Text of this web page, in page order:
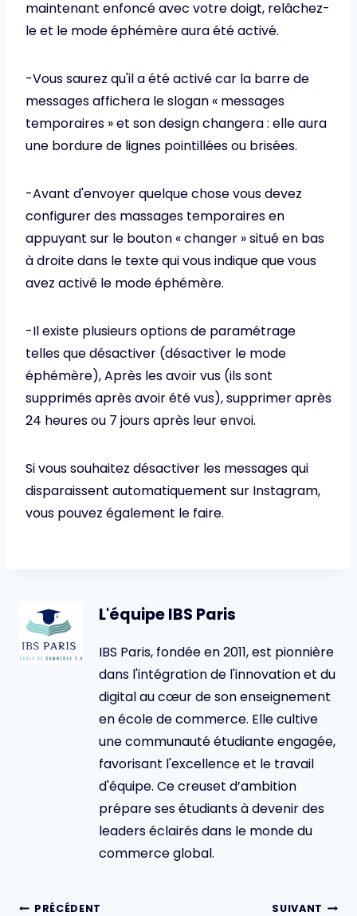
maintenant enfoncé avec votre doigt, relâchez-
le et le mode éphémère aura été activé.
-Vous saurez qu'il a été activé car la barre de
messages affichera le slogan « messages
temporaires » et son design changera : elle aura
une bordure de lignes pointillées ou brisées.
-Avant d'envoyer quelque chose vous devez
configurer des massages temporaires en
appuyant sur le bouton « changer » situé en bas
à droite dans le texte qui vous indique que vous
avez activé le mode éphémère.
-Il existe plusieurs options de paramétrage
telles que désactiver (désactiver le mode
éphémère), Après les avoir vus (ils sont
supprimés après avoir été vus), supprimer après
24 heures ou 7 jours après leur envoi.
Si vous souhaitez désactiver les messages qui
disparaissent automatiquement sur Instagram,
vous pouvez également le faire.
L'équipe IBS Paris
IBS Paris, fondée en 2011, est pionnière
dans l'intégration de l'innovation et du
digital au cœur de son enseignement
en école de commerce. Elle cultive
une communauté étudiante engagée,
favorisant l'excellence et le travail
d'équipe. Ce creuset d’ambition
prépare ses étudiants à devenir des
leaders éclairés dans le monde du
commerce global.
Navigation
PRÉCÉDENT SUIVANT